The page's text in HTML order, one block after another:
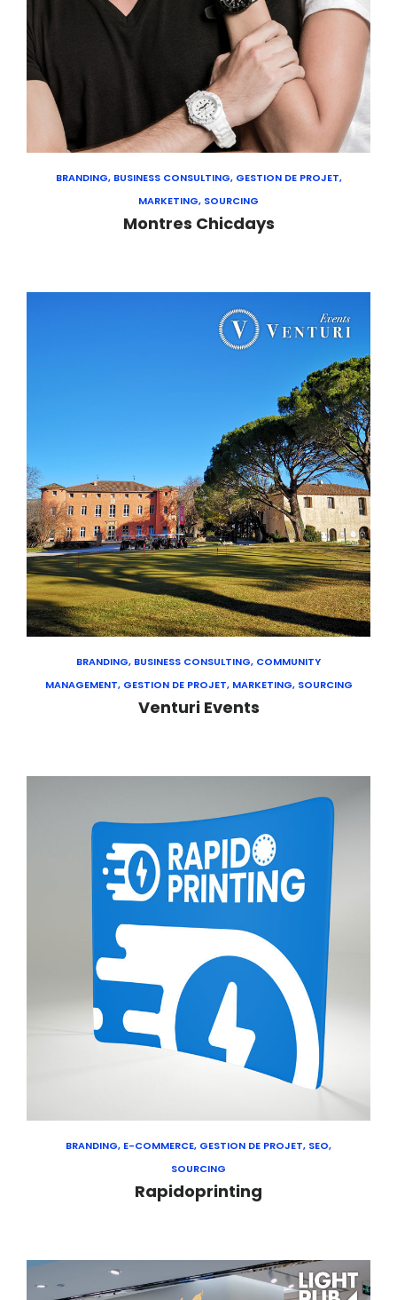
BRANDING, BUSINESS CONSULTING, GESTION DE PROJET,
MARKETING, SOURCING
Montres Chicdays
BRANDING, BUSINESS CONSULTING, COMMUNITY
MANAGEMENT, GESTION DE PROJET, MARKETING, SOURCING
Venturi Events
BRANDING, E-COMMERCE, GESTION DE PROJET, SEO,
SOURCING
Rapidoprinting